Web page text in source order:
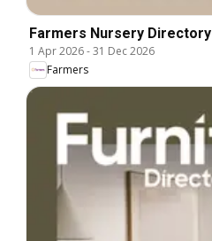
Farmers Nursery Directory
1 Apr 2026-31 Dec 2026
Farmers